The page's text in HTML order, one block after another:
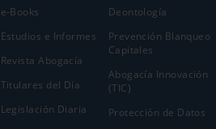
e-Books
Estudios e Informes
Revista Abogacía
Titulares del Día
Legislación Diaria
Deontología
Prevención Blanqueo
Capitales
Abogacía Innovación
(TIC)
Protección de Datos